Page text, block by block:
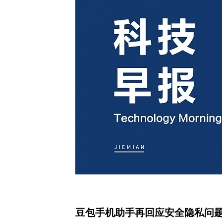
豆包手机助手再回应安全隐私问